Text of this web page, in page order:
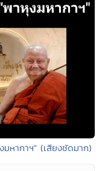
หากาฯ" (เสียงชัดมาก)